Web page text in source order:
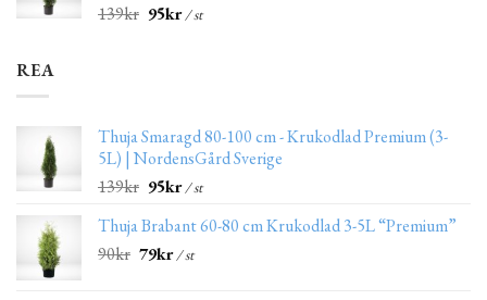
139kr 95kr/ st
REA
Thuja Smaragd 80-100 cm - Krukodlad Premium (3-
5L) | NordensGård Sverige
139kr 95kr/ st
Thuja Brabant 60-80 cm Krukodlad 3-5L “Premium”
90kr 79kr/ st